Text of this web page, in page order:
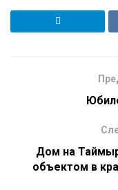
Дом на
объектом в